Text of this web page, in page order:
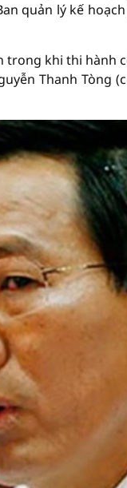
quản lý kế
khi thi hành
Thanh Tòng